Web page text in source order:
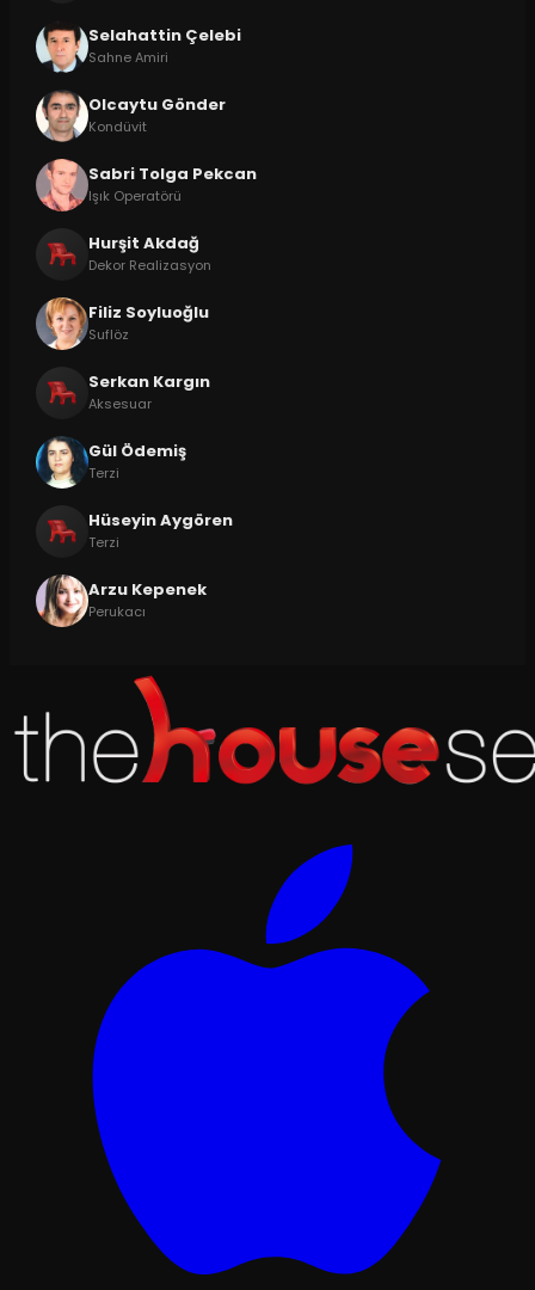
Selahattin Çelebi
Sahne Amiri
Olcaytu Gönder
Kondüvit
Sabri Tolga Pekcan
Işık Operatörü
Hurşit Akdağ
Dekor Realizasyon
Filiz Soyluoğlu
Suflöz
Serkan Kargın
Aksesuar
Gül Ödemiş
Terzi
Hüseyin Aygören
Terzi
Arzu Kepenek
Perukacı